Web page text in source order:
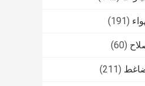
(191)
(60)
(211)